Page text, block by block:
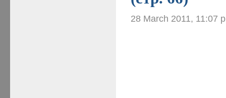
28 March 2011, 11:07